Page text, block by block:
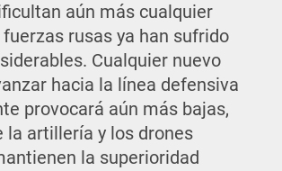
aún más cualquier
fuerzas rusas ya han sufrido
Cualquier nuevo
hacia la línea defensiva
provocará aún más bajas,
la artillería y los drones
la superioridad